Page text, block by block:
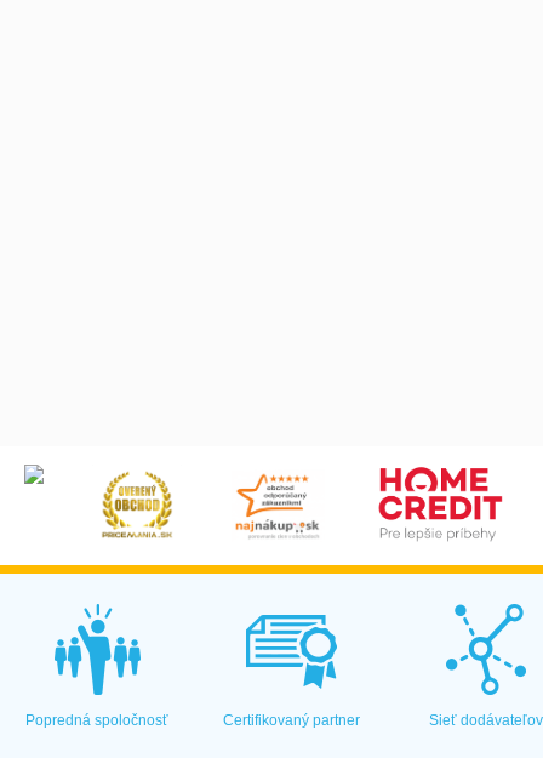
Popredná spoločnosť Certifikovaný partner Sieť dodávateľov